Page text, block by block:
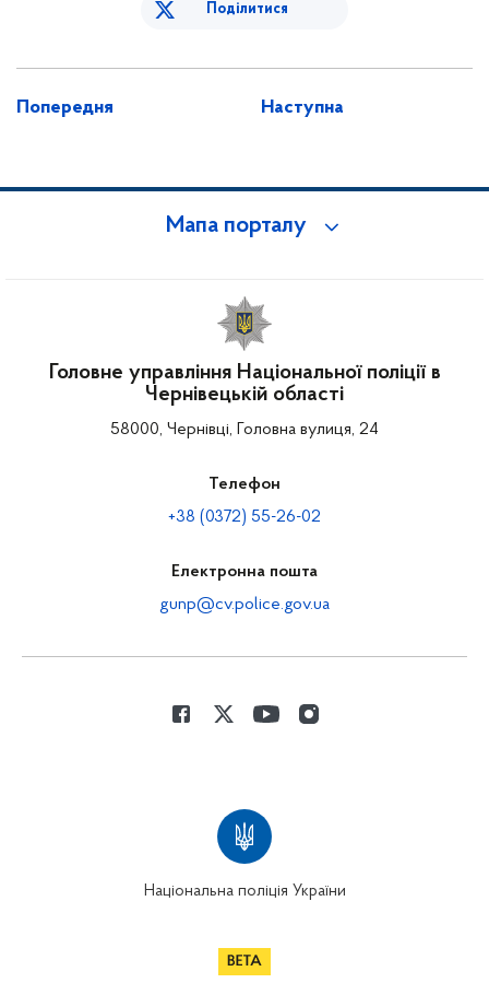
Поділитися
Попередня Наступна
Мапа порталу
Головне управління Національної поліції в
Чернівецькій області
58000, Чернівці, Головна вулиця, 24
Телефон
+38 (0372) 55-26-02
Електронна пошта
gunp@cv.police.gov.ua
Національна поліція України